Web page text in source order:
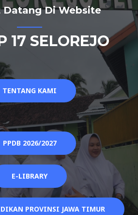
Datang Di Website
17 SELOREJO
TENTANG KAMI
PPDB 2026/2027
E-LIBRARY
PROVINSI JAWA TIMUR